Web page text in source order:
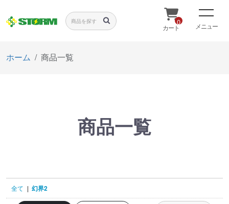
0
カート メニュー
ホーム 商品一覧
商品一覧
全て | 幻界2